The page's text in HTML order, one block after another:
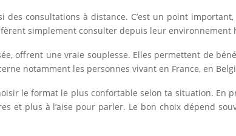
des consultations à distance. C’est un point
simplement consulter depuis leur environnement
offrent une vraie souplesse. Elles permettent de
notamment les personnes vivant en France, en
le format le plus confortable selon ta situation. En
et plus à l’aise pour parler. Le bon choix dépend